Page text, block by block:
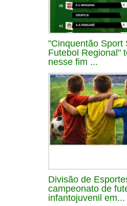
"Cinquentão Sport
Futebol Regional"
nesse fim ...
Divisão de
campeonato de
infantojuvenil em...